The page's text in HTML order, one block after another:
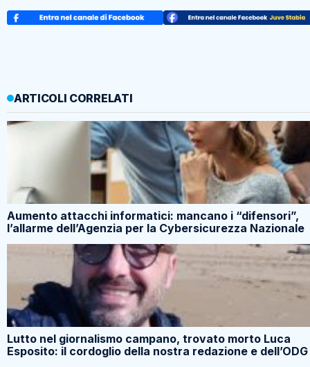
ARTICOLI CORRELATI
Aumento attacchi informatici: mancano i “difensori”,
l’allarme dell’Agenzia per la Cybersicurezza Nazionale
Lutto nel giornalismo campano, trovato morto Luca
Esposito: il cordoglio della nostra redazione e dell’ODG